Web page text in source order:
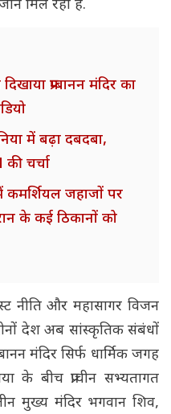
मिल रही है.
प्रम्बानन मंदिर का
में बढ़ा दबदबा,
चर्चा
कमर्शियल जहाजों पर
के कई ठिकानों को
नीति और महासागर विजन
देश अब सांस्कृतिक संबंधों
मंदिर सिर्फ धार्मिक जगह
के बीच प्राचीन सभ्यतागत
मुख्य मंदिर भगवान शिव,